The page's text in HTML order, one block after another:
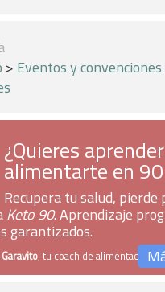
> Eventos y convenciones
¿Quieres
alimentarte en
Recupera tu salud, pierde
Keto 90. Aprendizaje
garantizados.
, tu coach de alimentación